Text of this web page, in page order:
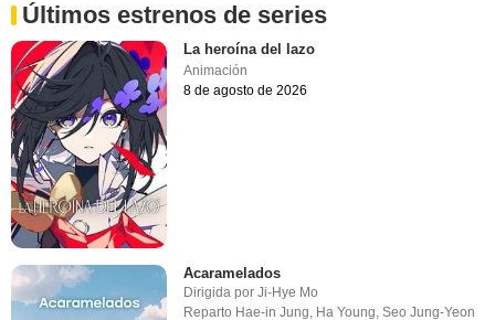
Últimos estrenos de series
La heroína del lazo
Animación
8 de agosto de 2026
Acaramelados
Dirigida porJi-Hye Mo
Reparto Hae-in Jung, Ha Young,Seo Jung-Yeon